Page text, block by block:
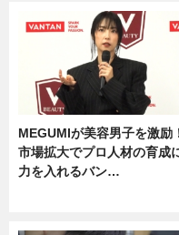
MEGUMIが美容男子を激励
市場拡大でプロ人材の育成
力を入れるバン…